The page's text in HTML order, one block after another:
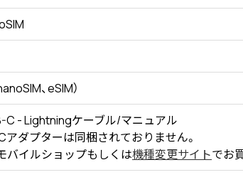
、eSIM）
C - Lightningケーブル/マニュアル
ダプターは同梱されておりません。
バイルショップもしくは機種変更サイトでお